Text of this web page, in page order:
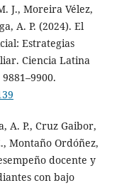
J., Moreira Vélez,
A. P. (2024). El
Estrategias
Ciencia Latina
A. P., Cruz Gaibor,
Montaño Ordóñez,
docente y
con bajo